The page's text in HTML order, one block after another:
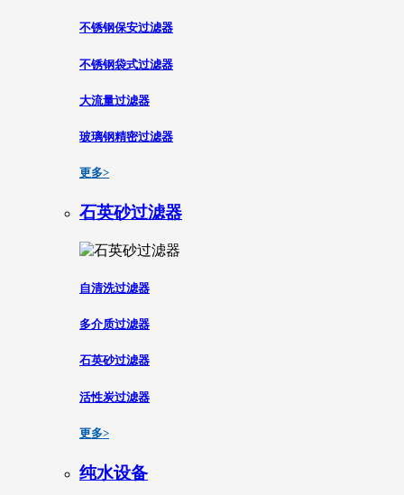
不锈钢保安过滤器
不锈钢袋式过滤器
大流量过滤器
玻璃钢精密过滤器
更多>
石英砂过滤器
自清洗过滤器
多介质过滤器
石英砂过滤器
活性炭过滤器
更多>
纯水设备